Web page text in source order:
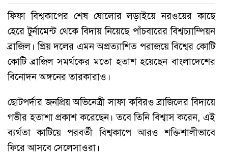
ফিফা বিশ্বকাপের শেষ ষোলোর লড়াইয়ে নরওয়ের কাছে
হেরে টুর্নামেন্ট থেকে বিদায় নিয়েছে পাঁচবারের বিশ্বচ্যাম্পিয়ন
ব্রাজিল। প্রিয় দলের এমন অপ্রত্যাশিত পরাজয়ে বিশ্বের কোটি
কোটি ব্রাজিল সমর্থকের মতো হতাশ হয়েছেন বাংলাদেশের
বিনোদন অঙ্গনের তারকারাও।
ছোটপর্দার জনপ্রিয় অভিনেত্রী সাফা কবিরও ব্রাজিলের বিদায়ে
গভীর হতাশা প্রকাশ করেছেন। তবে তিনি বিশ্বাস করেন, এই
ব্যর্থতা কাটিয়ে পরবর্তী বিশ্বকাপে আরও শক্তিশালীভাবে
ফিরে আসবে সেলেসাওরা।